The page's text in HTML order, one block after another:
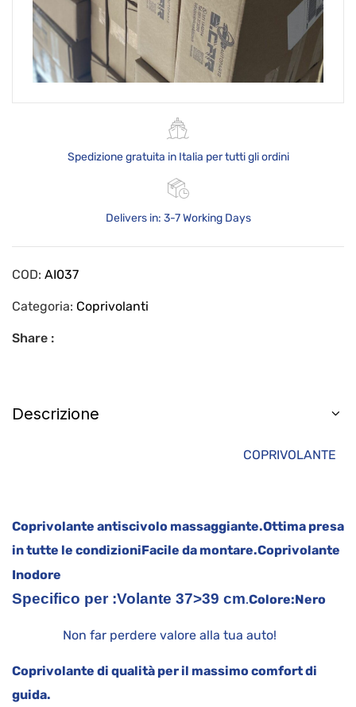
Spedizione gratuita in Italia per tutti gli ordini
Delivers in: 3-7 Working Days
COD: AI037
Categoria: Coprivolanti
Share :
Descrizione
COPRIVOLANTE
Coprivolante antiscivolo massaggiante.Ottima presa
in tutte le condizioniFacile da montare.Coprivolante
Inodore
Specifico per :Volante 37>39 cm.Colore:Nero
Non far perdere valore alla tua auto!
Coprivolante di qualità per il massimo comfort di
guida.